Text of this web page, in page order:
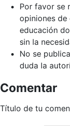
Por favor se
opiniones de
educación
sin la
No se
duda la
Comentar
Título de tu